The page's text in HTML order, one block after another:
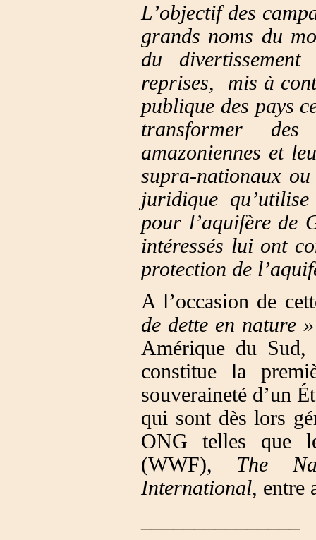
L’objectif des
grands noms du
du
reprises, mis à
publique des pays
transformer
amazoniennes et
supra-nationaux
juridique
pour l’aquifère de
intéressés lui ont
protection de
A l’occasion de
de dette en nature »
Amérique du Sud,
constitue la
souveraineté d’un
qui sont dès lors
ONG telles que
(WWF), The
International, entre